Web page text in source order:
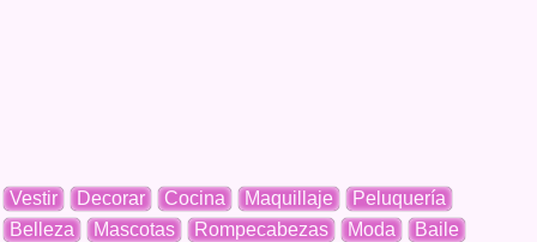
Vestir Decorar Cocina Maquillaje
Peluquería
Belleza
Mascotas Rompecabezas Moda
Baile